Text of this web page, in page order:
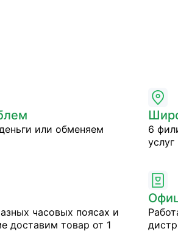
или обменяем
6
часовых поясах и
доставим товар от 1